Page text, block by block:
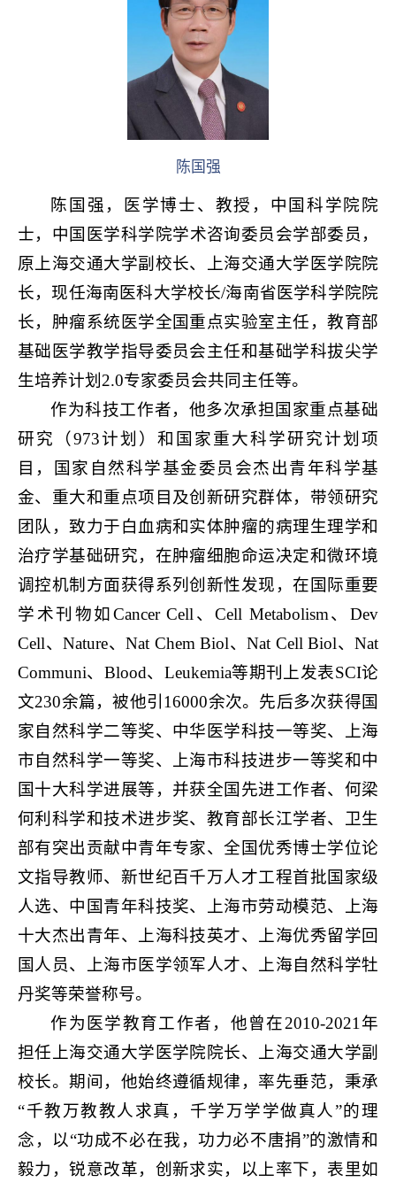
省级人才
博士研究生导师
陈国强
陈国强，医学博士、教授，中国科学院院
士， 中国医学科学院学术咨询委员会学部委员 ，
原上海交通大学副校长、上海交通大学医学院院
长，现任海南医科大学校长/海南省医学科学院院
长，肿瘤系统医学全国重点实验室主任，教育部
基础医学教学指导委员会主任和基础学科拔尖学
生培养计划2.0专家委员会共同主任等。
作为科技工作者，他多次承担国家重点基础
研究（973计划）和国家重大科学研究计划项
目，国家自然科学基金委员会杰出青年科学基
金、重大和重点项目及创新研究群体，带领研究
团队，致力于白血病和实体肿瘤的病理生理学和
治疗学基础研究，在肿瘤细胞命运决定和微环境
调控机制方面获得系列创新性发现，在国际重要
学术刊物如Cancer Cell、Cell Metabolism、Dev
Cell、Nature、Nat Chem Biol、Nat Cell Biol、Nat
Communi、Blood、Leukemia等期刊上发表SCI论
文230余篇，被他引16000余次。先后多次获得国
家自然科学二等奖、中华医学科技一等奖、上海
市自然科学一等奖、上海市科技进步一等奖和中
国十大科学进展等，并获全国先进工作者、何梁
何利科学和技术进步奖、教育部长江学者、卫生
部有突出贡献中青年专家、全国优秀博士学位论
文指导教师、新世纪百千万人才工程首批国家级
人选、中国青年科技奖、上海市劳动模范、上海
十大杰出青年、上海科技英才、上海优秀留学回
国人员、上海市医学领军人才、上海自然科学牡
丹奖等荣誉称号。
作为医学教育工作者，他曾在2010-2021年
担任上海交通大学医学院院长、上海交通大学副
校长。期间，他始终遵循规律，率先垂范，秉承
“千教万教教人求真，千学万学学做真人”的理
念，以“功成不必在我，功力必不唐捐”的激情和
毅力，锐意改革，创新求实，以上率下，表里如